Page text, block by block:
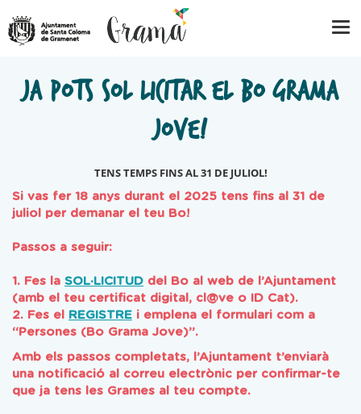
JA POTS SOL·LICITAR EL BO GRAMA
JOVE!
TENS TEMPS FINS AL 31 DE JULIOL!
Si vas fer 18 anys durant el 2025 tens fins al 31 de
juliol per demanar el teu Bo!
Passos a seguir:
1. Fes la SOL·LICITUD del Bo al web de l’Ajuntament
(amb el teu certificat digital, cl@ve o ID Cat).
2. Fes el REGISTRE i emplena el formulari com a
“Persones (Bo Grama Jove)”.
Amb els passos completats, l’Ajuntament t’enviarà
una notificació al correu electrònic per confirmar-te
que ja tens les Grames al teu compte.